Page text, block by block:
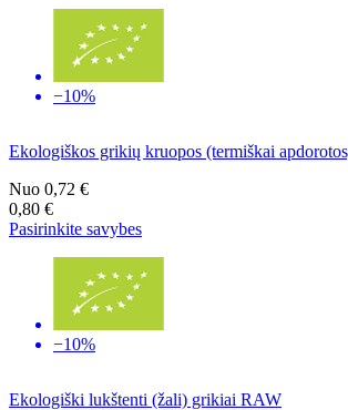
−10%
Ekologiškos grikių kruopos (termiškai
Nuo 0,72 €
0,80 €
Pasirinkite savybes
−10%
Ekologiški lukštenti (žali) grikiai RAW